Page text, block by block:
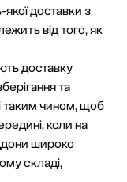
доставки з
від того, як
доставку
та
таким чином, щоб
коли на
широко
складі,